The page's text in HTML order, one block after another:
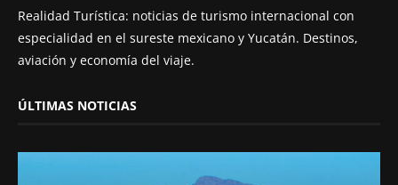
Realidad Turística: noticias de turismo internacional con
especialidad en el sureste mexicano y Yucatán. Destinos,
aviación y economía del viaje.
ÚLTIMAS NOTICIAS